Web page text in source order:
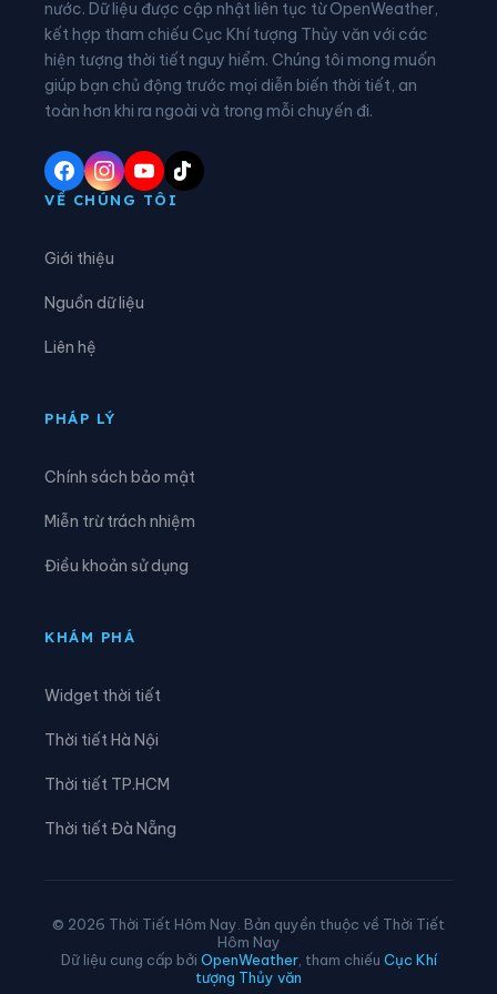
Xã An Viễn Xã Bàu Hàm
Xã Bình An Xã Bình Minh
Xã Bình Tân Xã Bom Bo
Xã Bù Đăng
Xã Cẩm Mỹ
Xã Hưng Phước
Xã Long Phước
Xã Phước Sơn
nước. Dữ liệu được cập nhật liên tục từ OpenWeather,
kết hợp tham chiếu Cục Khí tượng Thủy văn với các
hiện tượng thời tiết nguy hiểm. Chúng tôi mong muốn
giúp bạn chủ động trước mọi diễn biến thời tiết, an
toàn hơn khi ra ngoài và trong mỗi chuyến đi.
VỀ CHÚNG TÔI
Giới thiệu
Nguồn dữ liệu
Liên hệ
PHÁP LÝ
Chính sách bảo mật
Miễn trừ trách nhiệm
Điều khoản sử dụng
KHÁM PHÁ
Widget thời tiết
Thời tiết Hà Nội
Thời tiết TP.HCM
Thời tiết Đà Nẵng
© 2026 Thời Tiết Hôm Nay. Bản quyền thuộc về Thời Tiết
Hôm Nay
Dữ liệu cung cấp bởi OpenWeather, tham chiếu Cục Khí
tượng Thủy văn